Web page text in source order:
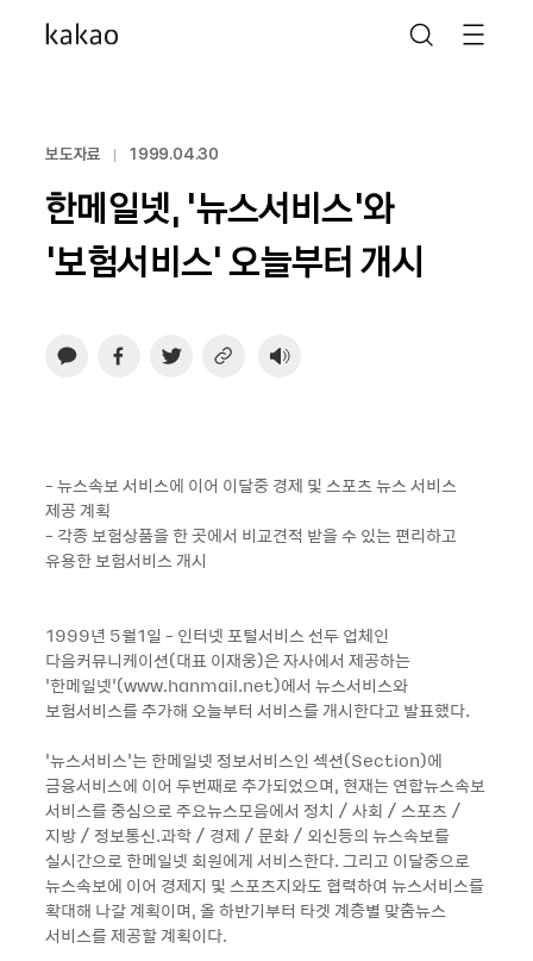
보도자료 1999.04.30
한메일넷, ‘뉴스서비스’와
‘보험서비스’ 오늘부터 개시
- 뉴스속보 서비스에 이어 이달중 경제 및 스포츠 뉴스 서비스
제공 계획
- 각종 보험상품을 한 곳에서 비교견적 받을 수 있는 편리하고
유용한 보험서비스 개시
1999년 5월1일 - 인터넷 포털서비스 선두 업체인
다음커뮤니케이션(대표 이재웅)은 자사에서 제공하는
‘한메일넷’(www.hanmail.net)에서 뉴스서비스와
보험서비스를 추가해 오늘부터 서비스를 개시한다고 발표했다.
‘뉴스서비스’는 한메일넷 정보서비스인 섹션(Section)에
금융서비스에 이어 두번째로 추가되었으며, 현재는 연합뉴스속보
서비스를 중심으로 주요뉴스모음에서 정치 / 사회 / 스포츠 /
지방 / 정보통신.과학 / 경제 / 문화 / 외신등의 뉴스속보를
실시간으로 한메일넷 회원에게 서비스한다. 그리고 이달중으로
뉴스속보에 이어 경제지 및 스포츠지와도 협력하여 뉴스서비스를
확대해 나갈 계획이며, 올 하반기부터 타겟 계층별 맞춤뉴스
서비스를 제공할 계획이다.